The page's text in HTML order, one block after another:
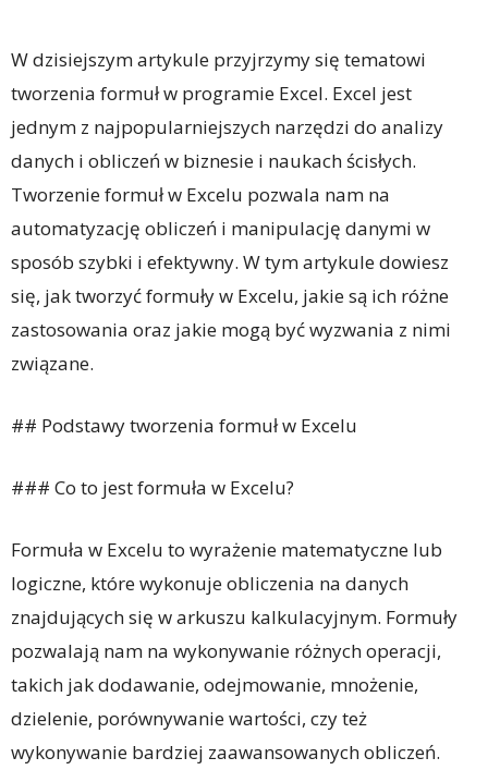
W dzisiejszym artykule przyjrzymy się tematowi
tworzenia formuł w programie Excel. Excel jest
jednym z najpopularniejszych narzędzi do analizy
danych i obliczeń w biznesie i naukach ścisłych.
Tworzenie formuł w Excelu pozwala nam na
automatyzację obliczeń i manipulację danymi w
sposób szybki i efektywny. W tym artykule dowiesz
się, jak tworzyć formuły w Excelu, jakie są ich różne
zastosowania oraz jakie mogą być wyzwania z nimi
związane.
## Podstawy tworzenia formuł w Excelu
### Co to jest formuła w Excelu?
Formuła w Excelu to wyrażenie matematyczne lub
logiczne, które wykonuje obliczenia na danych
znajdujących się w arkuszu kalkulacyjnym. Formuły
pozwalają nam na wykonywanie różnych operacji,
takich jak dodawanie, odejmowanie, mnożenie,
dzielenie, porównywanie wartości, czy też
wykonywanie bardziej zaawansowanych obliczeń.